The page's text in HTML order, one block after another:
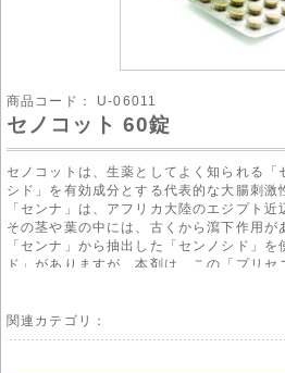
商品コード： U-06011
セノコット 60錠
セノコットは、生薬としてよく知られる「
シド」を有効成分とする代表的な大腸刺激
「センナ」は、アフリカ大陸のエジプト近
その茎や葉の中には、古くから瀉下作用が
「センナ」から抽出した「センノシド」
ド」がありますが、本剤は、この「プリ
ジェネリック医薬品は、、先発品と同様の
低く抑えられることが一般的な利点として
なメリットは、先発品が長く医療現場で使
関連カテゴリ：